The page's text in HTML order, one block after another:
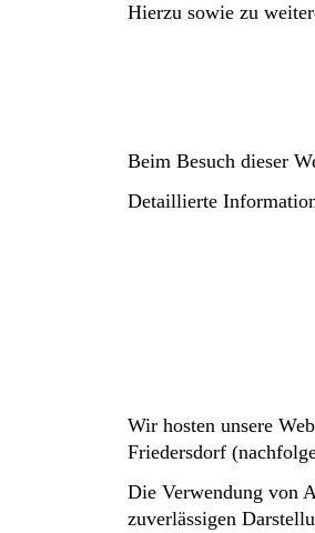
Hierzu sowie zu
Beim Besuch dieser
Detaillierte
Wir hosten unsere
Friedersdorf
Die Verwendung von
zuverlässigen